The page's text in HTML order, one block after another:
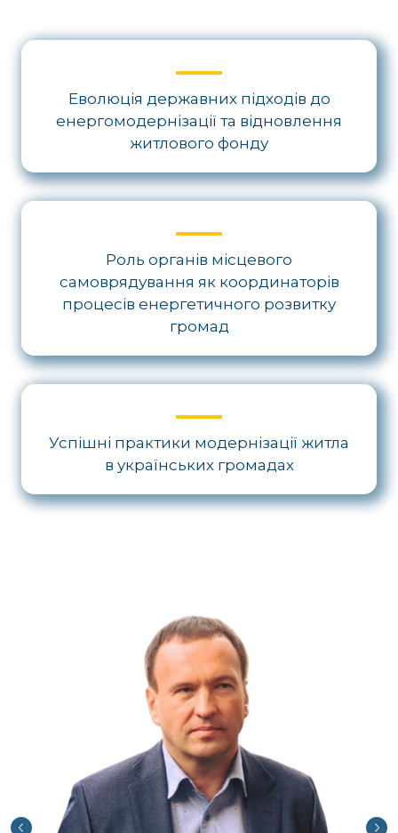
Еволюція державних підходів до
енергомодернізації та відновлення
житлового фонду
Роль органів місцевого
самоврядування як координаторів
процесів енергетичного розвитку
громад
Успішні практики модернізації житла
в українських громадах